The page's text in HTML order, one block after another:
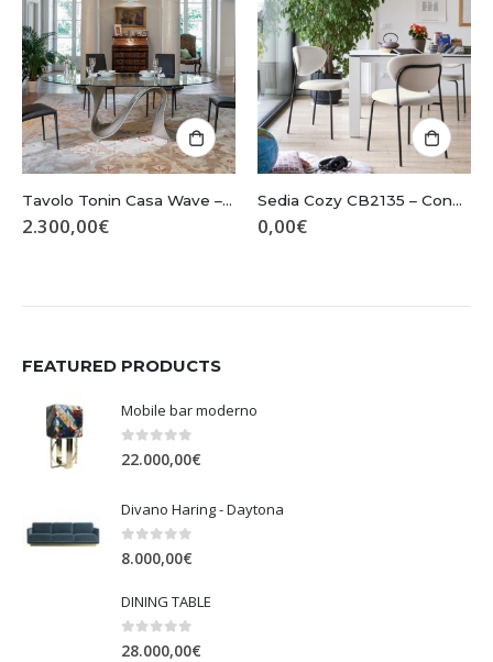
Tavolo Tonin Casa Wave – O 8014
2.300,00€
Sedia Cozy CB2135 – Connubia
0,00€
FEATURED PRODUCTS
Mobile bar moderno
0 Su 5
22.000,00€
Divano Haring - Daytona
0 Su 5
8.000,00€
DINING TABLE
0 Su 5
28.000,00€